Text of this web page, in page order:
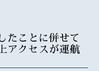
たことに併せて
アクセスが運航